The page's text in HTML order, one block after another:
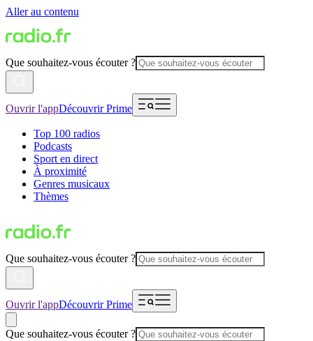
Aller au contenu
Que souhaitez-vous écouter ?
Ouvrir l'appDécouvrir Prime
Top 100 radios
Podcasts
Sport en direct
À proximité
Genres musicaux
Thèmes
Que souhaitez-vous écouter ?
Ouvrir l'appDécouvrir Prime
Que souhaitez-vous écouter ?